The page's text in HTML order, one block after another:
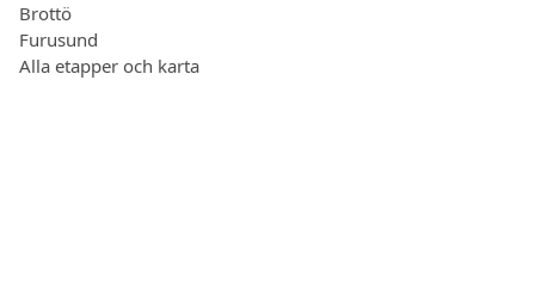
Brottö
Furusund
Alla etapper och karta